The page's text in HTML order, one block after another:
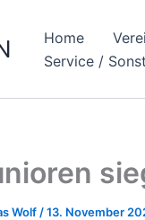
Home
Service /
Wolf /13. November